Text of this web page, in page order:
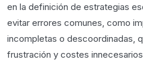
en la definición de estrategias
evitar errores comunes, como
incompletas o descoordinadas,
frustración y costes